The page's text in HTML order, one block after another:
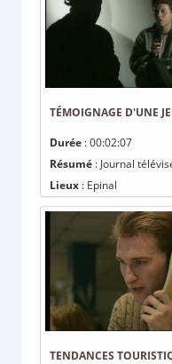
TÉMOIGNAGE D'UNE
Durée : 00:02:07
Résumé : Journal
Lieux : Epinal
TENDANCES